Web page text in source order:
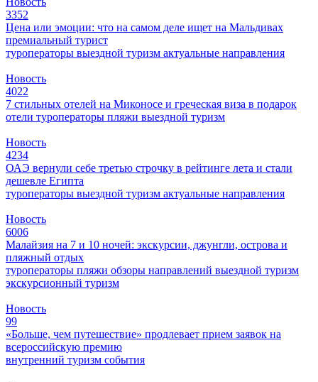
3352
Цена или эмоции: что на самом деле ищет на Мальдивах
премиальный турист
туроператоры выездной туризм актуальные направления
Новость
4022
7 стильных отелей на Миконосе и греческая виза в подарок
отели туроператоры пляжи выездной туризм
Новость
4234
ОАЭ вернули себе третью строчку в рейтинге лета и стали
дешевле Египта
туроператоры выездной туризм актуальные направления
Новость
6006
Малайзия на 7 и 10 ночей: экскурсии, джунгли, острова и
пляжный отдых
туроператоры пляжи обзоры направлений выездной туризм
экскурсионный туризм
Новость
99
«Больше, чем путешествие» продлевает прием заявок на
всероссийскую премию
внутренний туризм события